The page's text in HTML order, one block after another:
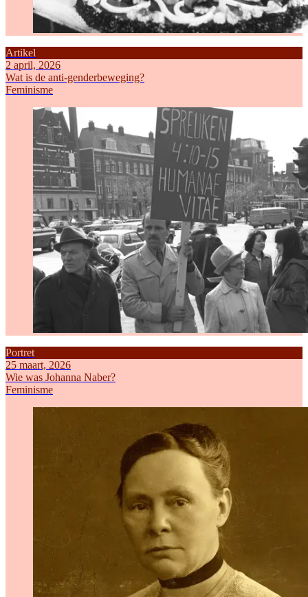
Artikel
2 april, 2026
Wat is de anti-genderbeweging?
Feminisme
Portret
25 maart, 2026
Wie was Johanna Naber?
Feminisme